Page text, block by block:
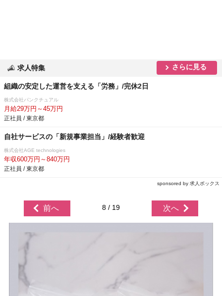
求人特集 さらに見る
組織の安定した運営を支える「労務」/完休2日
株式会社パンクチュアル
月給29万円～45万円
正社員 / 東京都
自社サービスの「新規事業担当」/経験者歓迎
株式会社AGE technologies
年収600万円～840万円
正社員 / 東京都
sponsored by 求人ボックス
前へ 8 / 19 次へ